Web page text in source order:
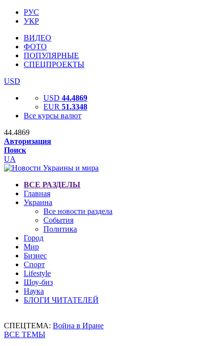
РУС
УКР
ВИДЕО
ФОТО
ПОПУЛЯРНЫЕ
СПЕЦПРОЕКТЫ
USD
USD 44.4869
EUR 51.3348
Все курсы валют
44.4869
Авторизация
Поиск
UA
ВСЕ РАЗДЕЛЫ
Главная
Украина
Все новости раздела
События
Политика
Город
Мир
Бизнес
Спорт
Lifestyle
Шоу-биз
Наука
БЛОГИ ЧИТАТЕЛЕЙ
СПЕЦТЕМА: Война в Иране
ВСЕ ТЕМЫ